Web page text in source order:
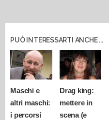
PUÒ INTERESSARTI ANCHE ...
Maschi e
altri maschi:
i percorsi
Drag king:
mettere in
scena (e